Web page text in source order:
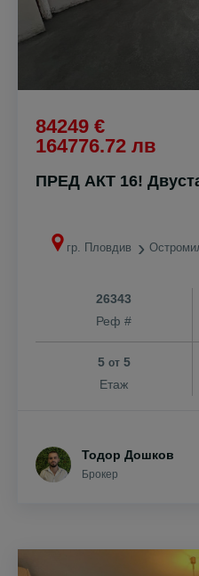
84249 €
164776.72 лв
ПРЕД АКТ 16!
гр. Пловдив
26343
Реф #
5 от5
Етаж
Тодор Дошков
Брокер